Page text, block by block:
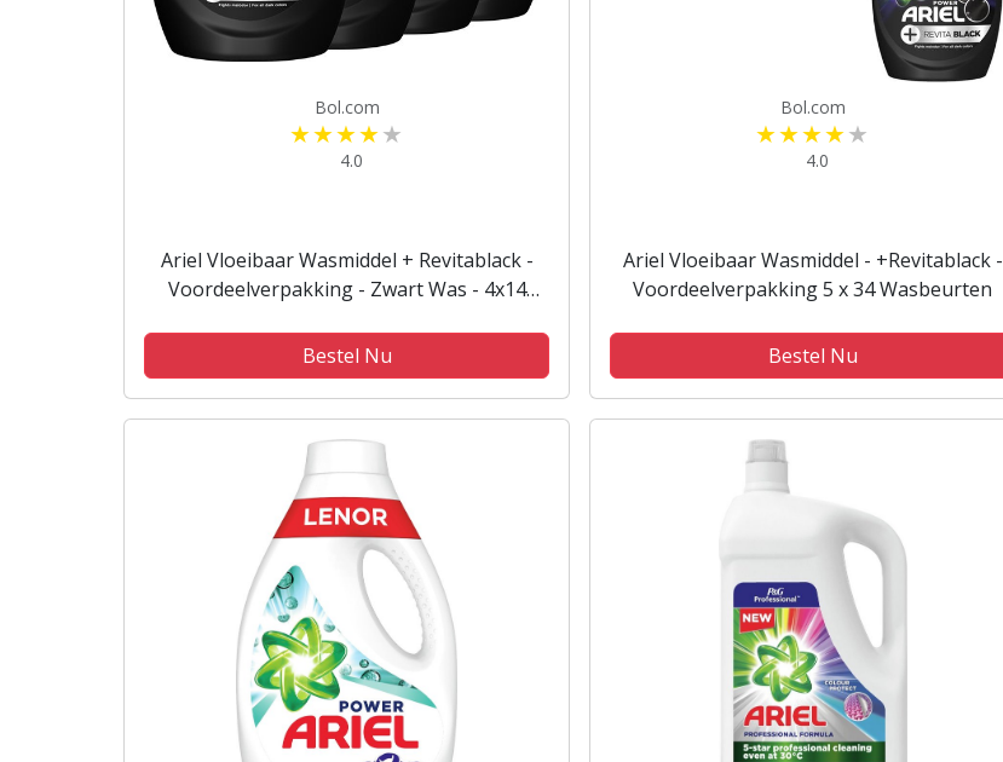
Bol.com
4.0
Ariel Vloeibaar Wasmiddel + Revitablack -
Voordeelverpakking - Zwart Was - 4x14
Bestel Nu
Bol.com
4.0
Ariel Vloeibaar Wasmiddel - +Revitablack -
Voordeelverpakking 5 x 34 Wasbeurten
Bestel Nu